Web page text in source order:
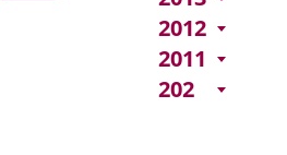
2012
2011
202